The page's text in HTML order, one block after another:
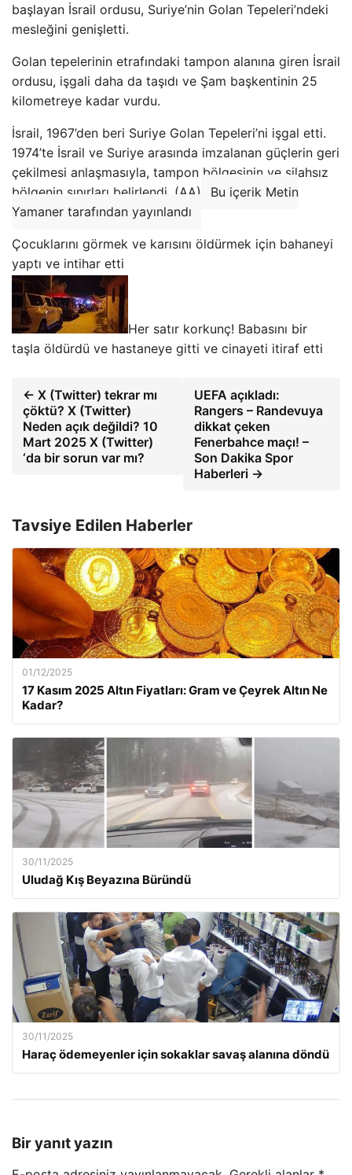
başlayan İsrail ordusu, Suriye’nin Golan Tepeleri’ndeki
mesleğini genişletti.
Golan tepelerinin etrafındaki tampon alanına giren İsrail
ordusu, işgali daha da taşıdı ve Şam başkentinin 25
kilometreye kadar vurdu.
İsrail, 1967’den beri Suriye Golan Tepeleri’ni işgal etti.
1974’te İsrail ve Suriye arasında imzalanan güçlerin geri
çekilmesi anlaşmasıyla, tampon bölgesinin ve silahsız
bölgenin sınırları belirlendi. (AA)
Bu içerik Metin
Yamaner tarafından yayınlandı
Çocuklarını görmek ve karısını öldürmek için bahaneyi
yaptı ve intihar etti
Her satır korkunç! Babasını bir
taşla öldürdü ve hastaneye gitti ve cinayeti itiraf etti
← X (Twitter) tekrar mı
çöktü? X (Twitter)
Neden açık değildi? 10
Mart 2025 X (Twitter)
‘da bir sorun var mı?
UEFA açıkladı:
Rangers – Randevuya
dikkat çeken
Fenerbahce maçı! –
Son Dakika Spor
Haberleri →
Tavsiye Edilen Haberler
01/12/2025
17 Kasım 2025 Altın Fiyatları: Gram ve Çeyrek Altın Ne
Kadar?
30/11/2025
Uludağ Kış Beyazına Büründü
30/11/2025
Haraç ödemeyenler için sokaklar savaş alanına döndü
Bir yanıt yazın